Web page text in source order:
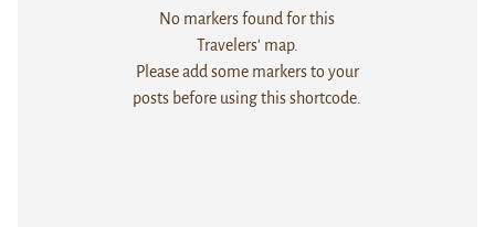
No markers found for this
Travelers' map.
Please add some markers to your
posts before using this shortcode.